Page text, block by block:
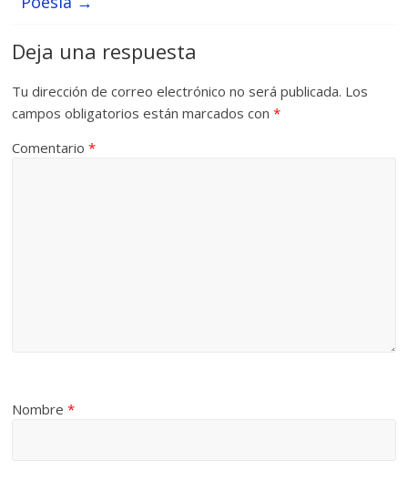
Deja una respuesta
Tu dirección de correo electrónico no será publicada. Los
campos obligatorios están marcados con*
Comentario*
Nombre*